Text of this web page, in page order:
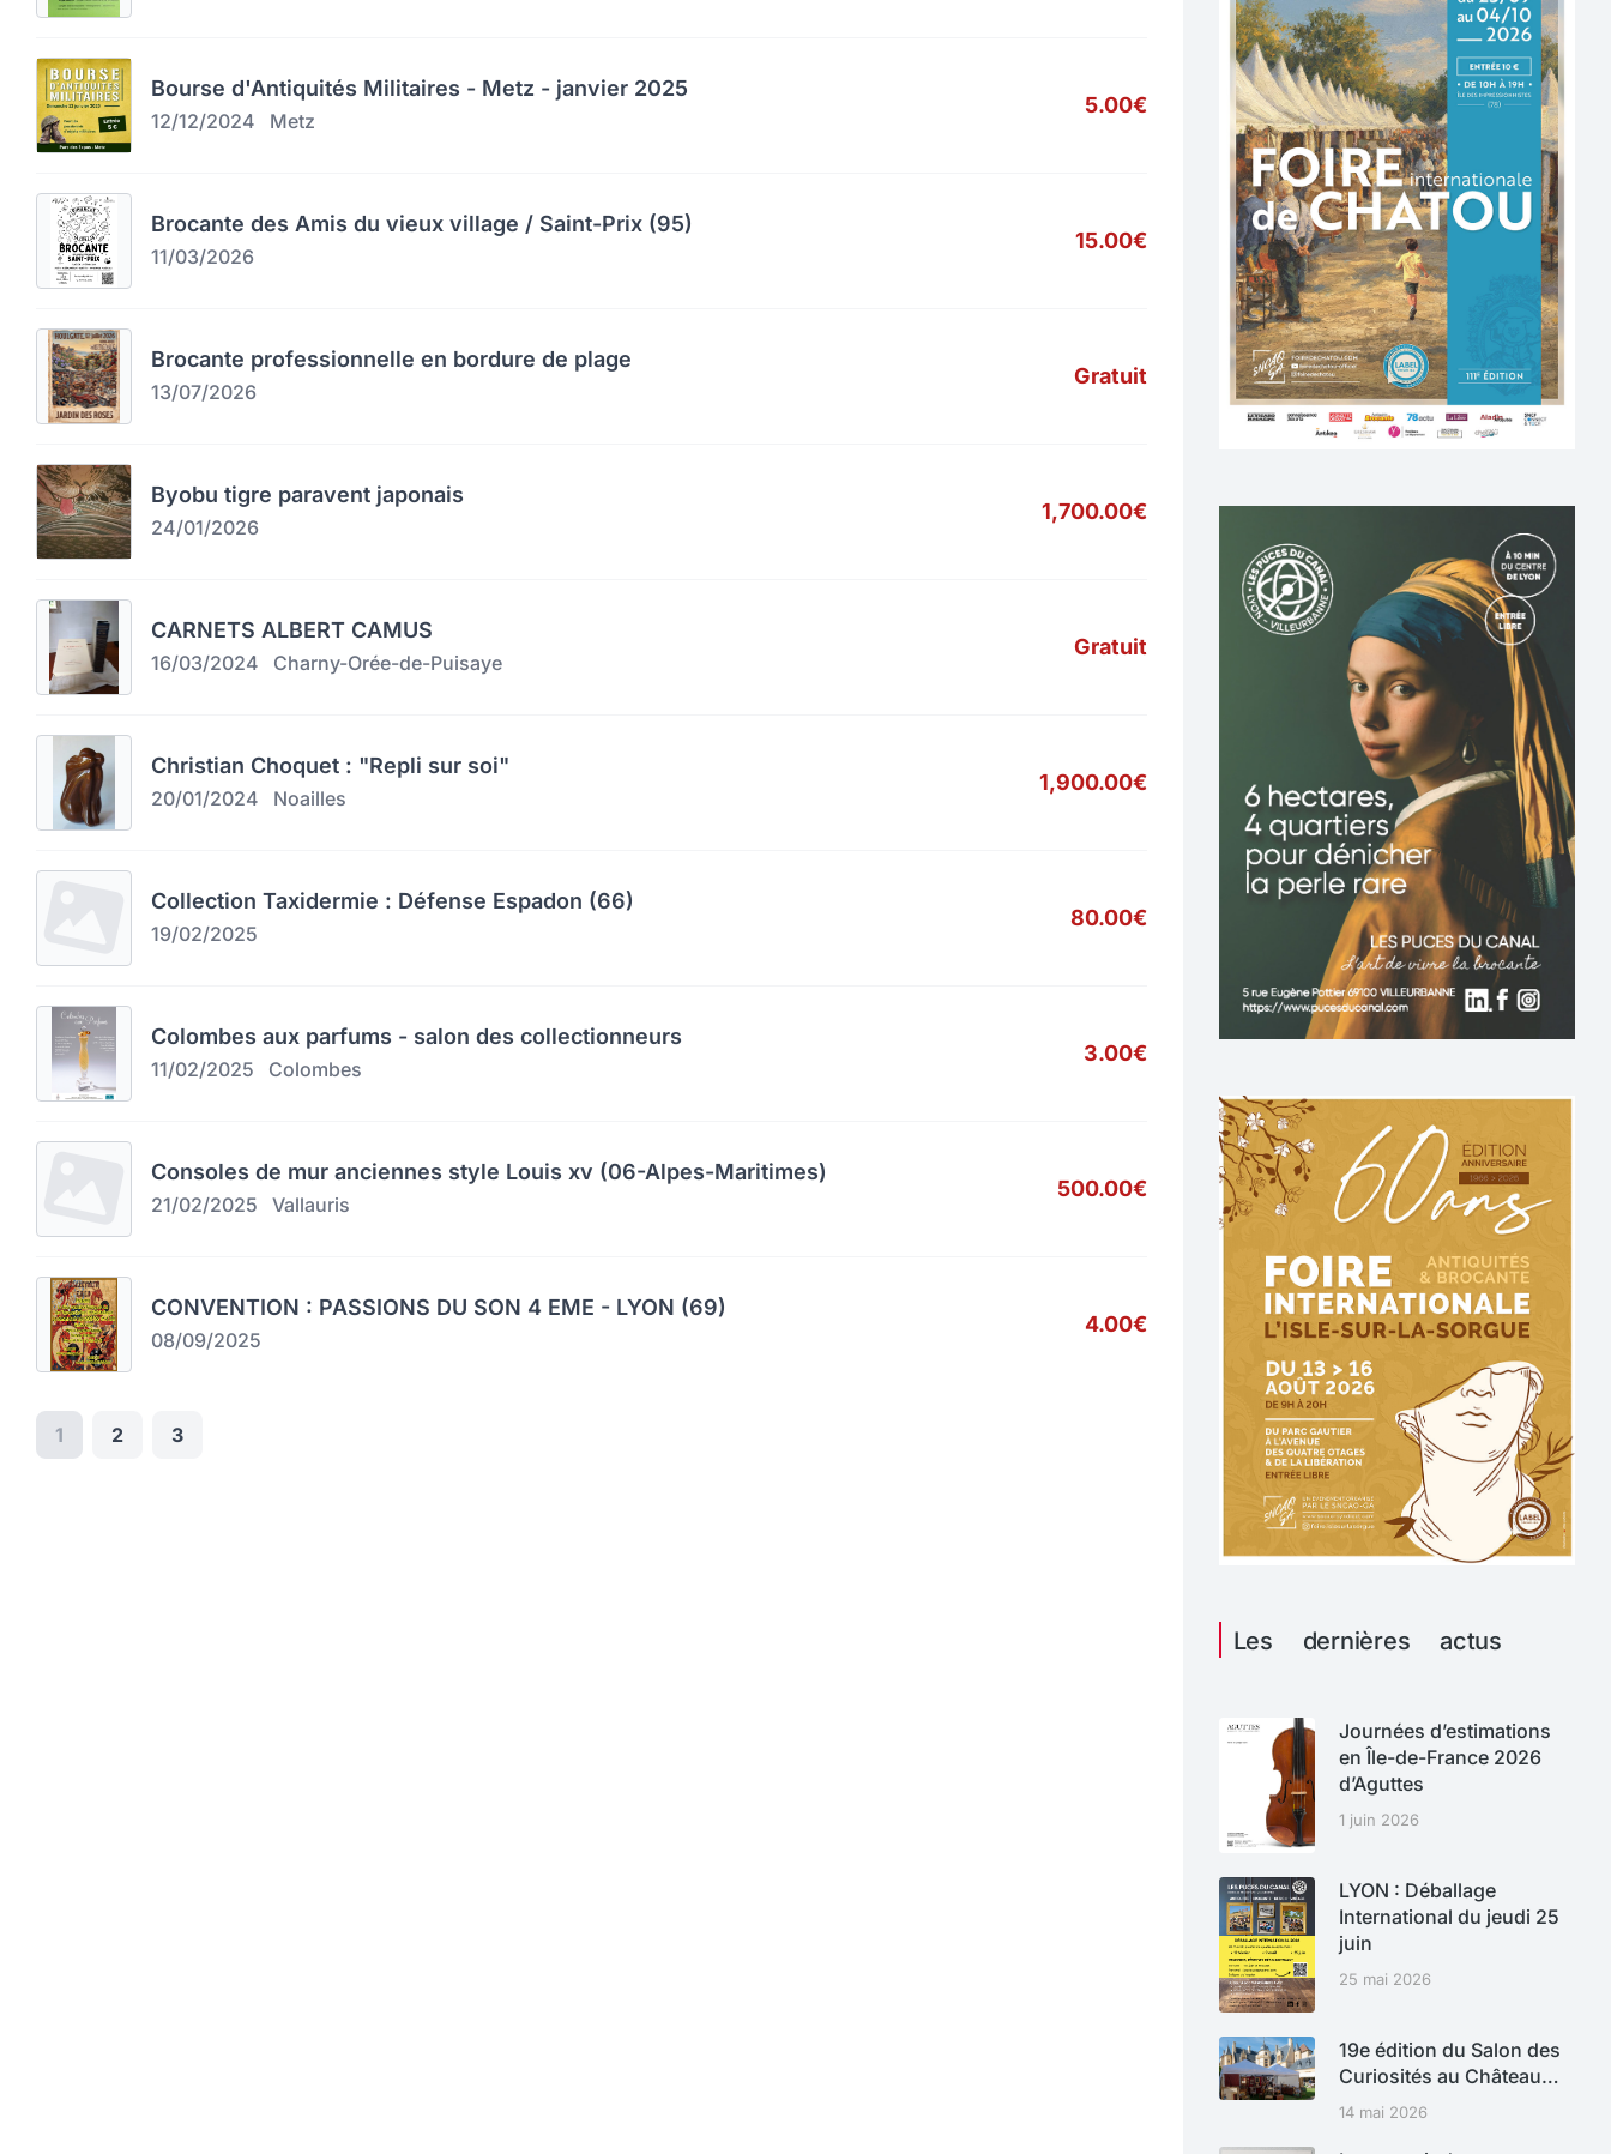
Bourse d'Antiquités Militaires - Metz - janvier 2025
12/12/2024 Metz
5.00€
Brocante des Amis du vieux village / Saint-Prix (95)
11/03/2026
15.00€
Brocante professionnelle en bordure de plage
13/07/2026
Gratuit
Byobu tigre paravent japonais
24/01/2026
1,700.00€
CARNETS ALBERT CAMUS
16/03/2024 Charny-Orée-de-Puisaye
Gratuit
Christian Choquet : "Repli sur soi"
20/01/2024 Noailles
1,900.00€
Collection Taxidermie : Défense Espadon (66)
19/02/2025
80.00€
Colombes aux parfums - salon des collectionneurs
11/02/2025 Colombes
3.00€
Consoles de mur anciennes style Louis xv (06-Alpes-Maritimes)
21/02/2025 Vallauris
500.00€
CONVENTION : PASSIONS DU SON 4 EME - LYON (69)
08/09/2025
4.00€
1 2 3
Les dernières actus
Journées d’estimations
en Île-de-France 2026
d’Aguttes
1 juin 2026
LYON : Déballage
International du jeudi 25
juin
25 mai 2026
19e édition du Salon des
Curiosités au Château…
14 mai 2026